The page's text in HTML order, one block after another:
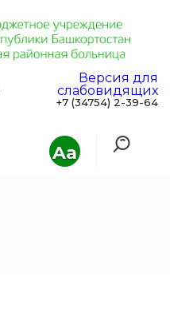
Aa
Версия для
слабовидящих
+7 (34754) 2-39-64